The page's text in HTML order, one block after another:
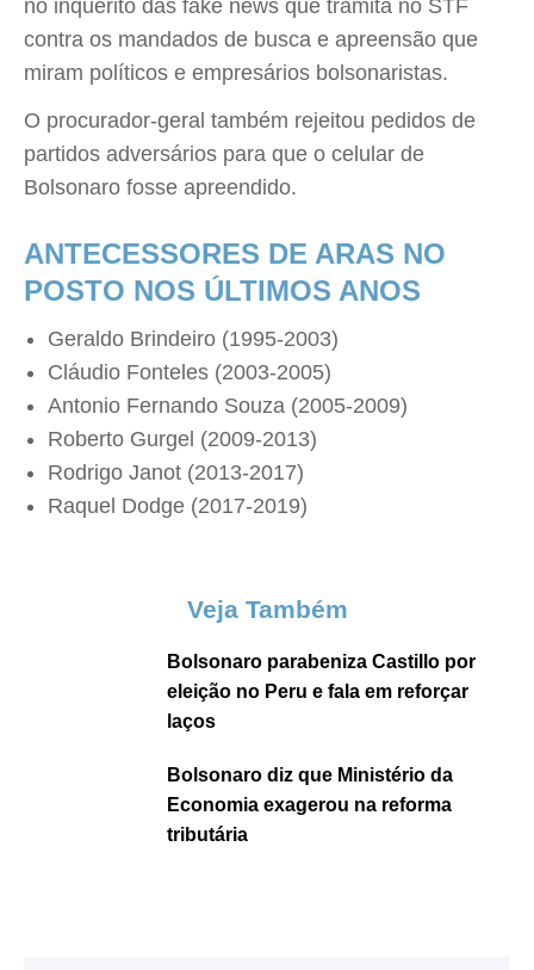
no inquérito das fake news que tramita no STF
contra os mandados de busca e apreensão que
miram políticos e empresários bolsonaristas.
O procurador-geral também rejeitou pedidos de
partidos adversários para que o celular de
Bolsonaro fosse apreendido.
ANTECESSORES DE ARAS NO
POSTO NOS ÚLTIMOS ANOS
Geraldo Brindeiro (1995-2003)
Cláudio Fonteles (2003-2005)
Antonio Fernando Souza (2005-2009)
Roberto Gurgel (2009-2013)
Rodrigo Janot (2013-2017)
Raquel Dodge (2017-2019)
Veja Também
Bolsonaro parabeniza Castillo por
eleição no Peru e fala em reforçar
laços
Bolsonaro diz que Ministério da
Economia exagerou na reforma
tributária